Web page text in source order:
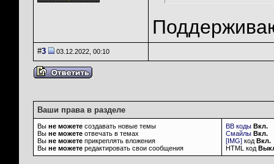
#3 03.12.2022, 00:10
Ваши права в разделе
Вы не можете создавать новые темы
Вы не можете отвечать в темах
Вы не можете прикреплять вложения
Вы не можете редактировать свои сообщения
BB коды Вкл.
Смайлы Вкл.
[IMG] код Вкл.
HTML код